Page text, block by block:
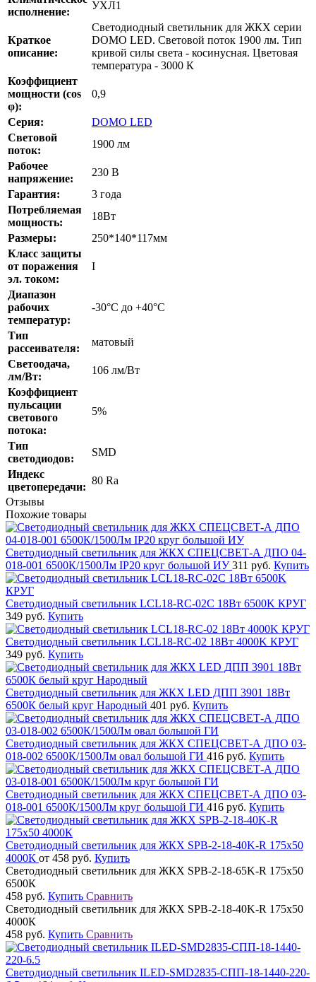
исполнение:
УХЛ1
Краткое
описание:
Светодиодный светильник для ЖКХ серии
DOMO LED. Световой поток 1900 лм. Тип
кривой силы света - косинусная. Цветовая
температура - 3000 К
Коэффициент
мощности (cos
φ):
0,9
Серия:
DOMO LED
Cветовой
поток:
1900 лм
Рабочее
напряжение:
230 В
Гарантия:
3 года
Потребляемая
мощность:
18Вт
Размеры:
250*140*117мм
Класс защиты
от поражения
эл. током:
I
Диапазон
рабочих
температур:
-30°С до +40°С
Тип
рассеивателя:
матовый
Светоодача,
лм/Вт:
106 лм/Вт
Коэффициент
пульсации
светового
потока:
5%
Тип
светодиодов:
SMD
Индекс
цветопередачи:
80 Ra
Отзывы
Похожие товары
Светодиодный светильник для ЖКХ СПЕЦСВЕТ-А ДПО 04-
018-001 6500К/1500Лм IP20 круг большой ИУ 311 руб. Купить
Светодиодный светильник LCL18-RC-02C 18Вт 6500K КРУГ
349 руб. Купить
Светодиодный светильник LCL18-RC-02 18Вт 4000K КРУГ
349 руб. Купить
Светодиодный светильник для ЖКХ LED ДПП 3901 18Вт
6500К белый круг Народный 401 руб. Купить
Светодиодный светильник для ЖКХ СПЕЦСВЕТ-А ДПО 03-
018-002 6500К/1500Лм овал большой ГИ 416 руб. Купить
Светодиодный светильник для ЖКХ СПЕЦСВЕТ-А ДПО 03-
018-001 6500К/1500Лм круг большой ГИ 416 руб. Купить
Светодиодный светильник для ЖКХ SPB-2-18-40K-R 175х50
4000К от 458 руб. Купить
Светодиодный светильник для ЖКХ SPB-2-18-65K-R 175х50
6500К
458 руб. Купить Сравнить
Светодиодный светильник для ЖКХ SPB-2-18-40K-R 175х50
4000К
458 руб. Купить Сравнить
Светодиодный светильник ILED-SMD2835-СПП-18-1440-220-